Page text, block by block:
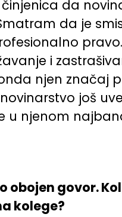
da
da je
i
njen značaj
još
u njenom
obojen govor.
kolege?